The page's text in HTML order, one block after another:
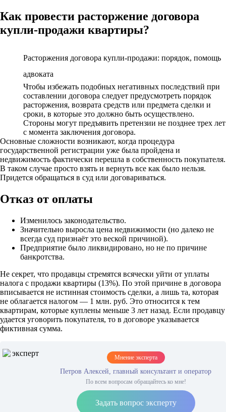
Как провести расторжение договора
купли-продажи квартиры?
Расторжения договора купли-продажи: порядок, помощь
адвоката
Чтобы избежать подобных негативных последствий при
составлении договора следует предусмотреть порядок
расторжения, возврата средств или предмета сделки и
сроки, в которые это должно быть осуществлено.
Стороны могут предъявить претензии не позднее трех лет
с момента заключения договора.
Основные сложности возникают, когда процедура
государственной регистрации уже была пройдена и
недвижимость фактически перешла в собственность покупателя.
В таком случае просто взять и вернуть все как было нельзя.
Придется обращаться в суд или договариваться.
Отказ от оплаты
Изменилось законодательство.
Значительно выросла цена недвижимости (но далеко не
всегда суд признаёт это веской причиной).
Предприятие было ликвидировано, но не по причине
банкротства.
Не секрет, что продавцы стремятся всячески уйти от уплаты
налога с продажи квартиры (13%). По этой причине в договора
вписывается не истинная стоимость сделки, а лишь та, которая
не облагается налогом — 1 млн. руб. Это относится к тем
квартирам, которые куплены меньше 3 лет назад. Если продавцу
удается уговорить покупателя, то в договоре указывается
фиктивная сумма.
Мнение эксперта
Петров Алексей, главный консультант и оператор
По всем вопросам обращайтесь ко мне!
Задать вопрос эксперту